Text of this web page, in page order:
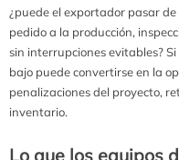
¿puede el exportador pasar
pedido a la producción,
sin interrupciones evitables?
bajo puede convertirse en la
penalizaciones del proyecto,
inventario.
Lo que los equipos